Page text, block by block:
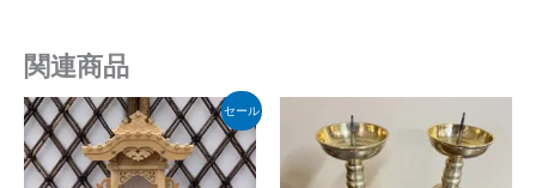
関連商品
セール